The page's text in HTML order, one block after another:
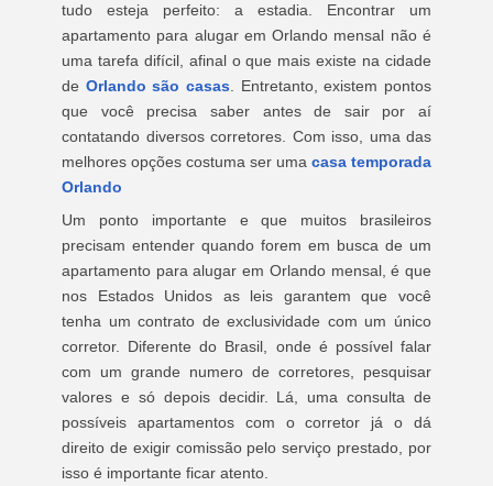
tudo esteja perfeito: a estadia. Encontrar um
apartamento para alugar em Orlando mensal não é
uma tarefa difícil, afinal o que mais existe na cidade
de Orlando são casas . Entretanto, existem pontos
que você precisa saber antes de sair por aí
contatando diversos corretores. Com isso, uma das
melhores opções costuma ser uma casa temporada
Orlando
Um ponto importante e que muitos brasileiros
precisam entender quando forem em busca de um
apartamento para alugar em Orlando mensal, é que
nos Estados Unidos as leis garantem que você
tenha um contrato de exclusividade com um único
corretor. Diferente do Brasil, onde é possível falar
com um grande numero de corretores, pesquisar
valores e só depois decidir. Lá, uma consulta de
possíveis apartamentos com o corretor já o dá
direito de exigir comissão pelo serviço prestado, por
isso é importante ficar atento.